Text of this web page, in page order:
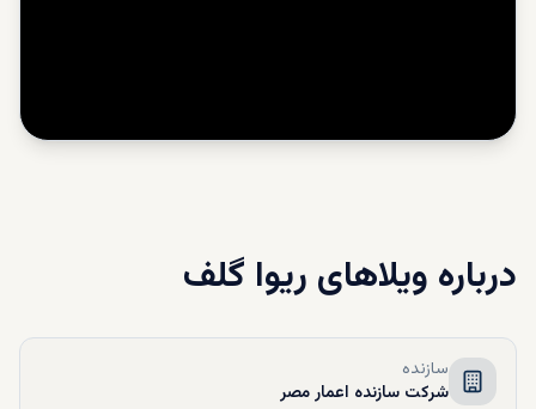
درباره ویلاهای ریوا گلف
سازنده
شرکت سازنده اعمار مصر